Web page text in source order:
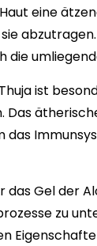
eine
die
ist
Das
das Gel der
zu